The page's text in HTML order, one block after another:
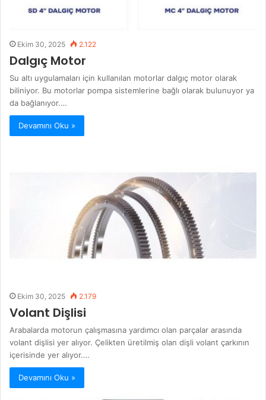
Ekim 30, 2025 2.122
Dalgıç Motor
Su altı uygulamaları için kullanılan motorlar dalgıç motor olarak
biliniyor. Bu motorlar pompa sistemlerine bağlı olarak bulunuyor ya
da bağlanıyor.…
Devamını Oku »
Ekim 30, 2025 2.179
Volant Dişlisi
Arabalarda motorun çalışmasına yardımcı olan parçalar arasında
volant dişlisi yer alıyor. Çelikten üretilmiş olan dişli volant çarkının
içerisinde yer alıyor.…
Devamını Oku »